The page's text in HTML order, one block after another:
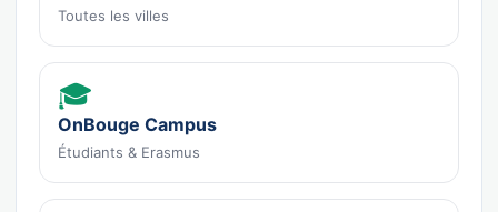
Toutes les villes
🎓
OnBouge Campus
Étudiants & Erasmus